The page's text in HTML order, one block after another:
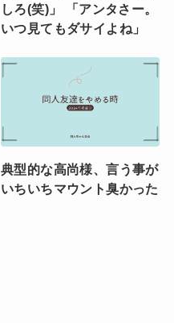
しろ(笑)」 「アンタさー。
いつ見てもダサイよね」
典型的な高尚様、言う事が
いちいちマウント臭かった